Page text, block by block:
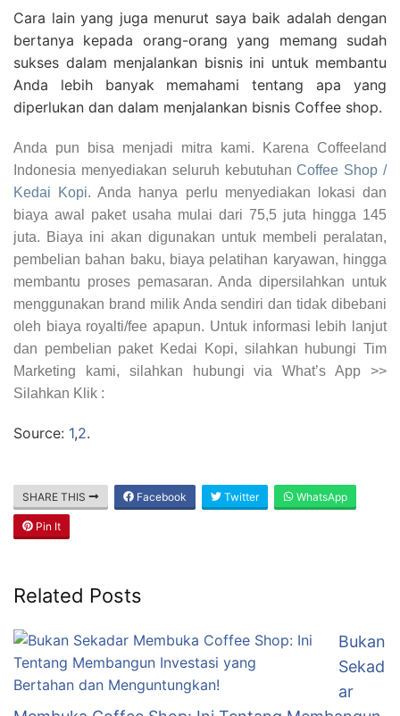
Cara lain yang juga menurut saya baik adalah dengan
bertanya kepada orang-orang yang memang sudah
sukses dalam menjalankan bisnis ini untuk membantu
Anda lebih banyak memahami tentang apa yang
diperlukan dan dalam menjalankan bisnis Coffee shop.
Anda pun bisa menjadi mitra kami. Karena Coffeeland
Indonesia menyediakan seluruh kebutuhanCoffee Shop /
Kedai Kopi. Anda hanya perlu menyediakan lokasi dan
biaya awal paket usaha mulai dari 75,5 juta hingga 145
juta. Biaya ini akan digunakan untuk membeli peralatan,
pembelian bahan baku, biaya pelatihan karyawan, hingga
membantu proses pemasaran. Anda dipersilahkan untuk
menggunakan brand milik Anda sendiri dan tidak dibebani
oleh biaya royalti/fee apapun. Untuk informasi lebih lanjut
dan pembelian paket Kedai Kopi, silahkan hubungi Tim
Marketing kami, silahkan hubungi via What’s App >>
Silahkan Klik :
Source: 1,2.
SHARE THIS Facebook Twitter WhatsApp
Pin It
Related Posts
Bukan
Sekad
ar